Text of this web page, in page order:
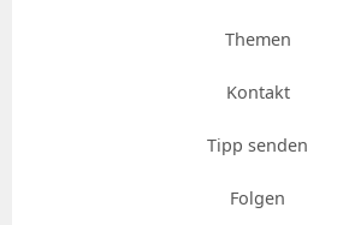
Themen
Kontakt
Tipp senden
Folgen